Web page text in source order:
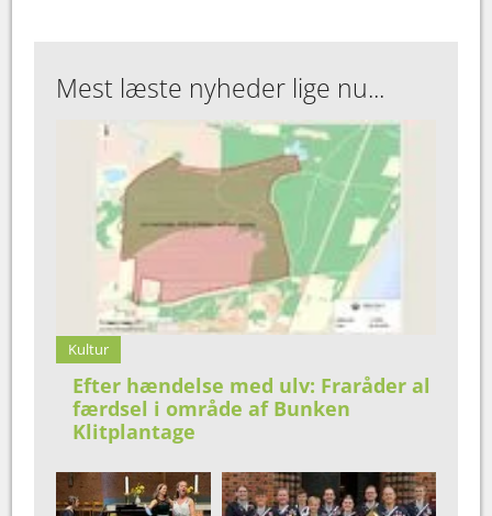
Mest læste nyheder lige nu...
Kultur
Efter hændelse med ulv: Fraråder al
færdsel i område af Bunken
Klitplantage